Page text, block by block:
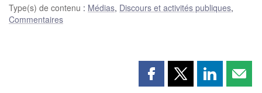
Type(s) de contenu : Médias, Discours et activités publiques,
Commentaires
PartagerPartagerPartager